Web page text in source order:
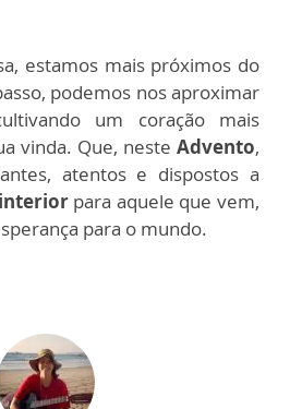
estamos mais próximos do
podemos nos aproximar
um coração mais
vinda. Que, neste Advento,
atentos e dispostos a
para aquele que vem,
para o mundo.